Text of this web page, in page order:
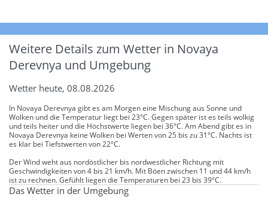
Weitere Details zum Wetter in Novaya
Derevnya und Umgebung
Wetter heute, 08.08.2026
In Novaya Derevnya gibt es am Morgen eine Mischung aus Sonne und
Wolken und die Temperatur liegt bei 23°C. Gegen später ist es teils wolkig
und teils heiter und die Höchstwerte liegen bei 36°C. Am Abend gibt es in
Novaya Derevnya keine Wolken bei Werten von 25 bis zu 31°C. Nachts ist
es klar bei Tiefstwerten von 22°C.
Der Wind weht aus nordöstlicher bis nordwestlicher Richtung mit
Geschwindigkeiten von 4 bis 21 km/h. Mit Böen zwischen 11 und 44 km/h
ist zu rechnen. Gefühlt liegen die Temperaturen bei 23 bis 39°C.
Das Wetter in der Umgebung